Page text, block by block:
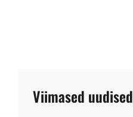
Viimased uudised